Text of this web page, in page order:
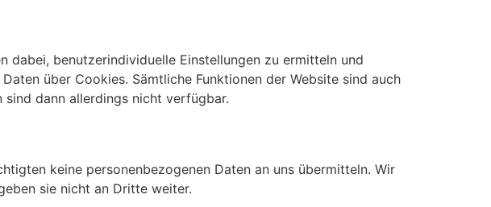
dabei, benutzerindividuelle Einstellungen zu ermitteln und
über Cookies. Sämtliche Funktionen der Website sind auch
dann allerdings nicht verfügbar.
keine personenbezogenen Daten an uns übermitteln. Wir
sie nicht an Dritte weiter.